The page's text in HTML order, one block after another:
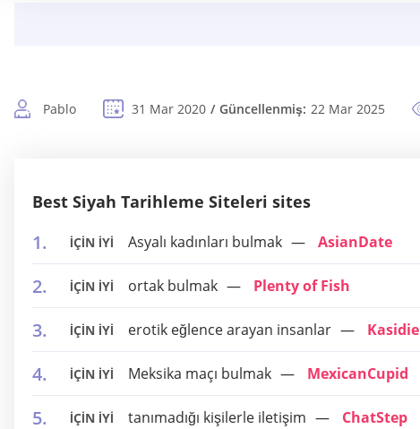
Pablo 31 Mar 2020 Güncellenmiş: 22 Mar 2025
Best Siyah Tarihleme Siteleri sites
İÇİN İYİ Asyalı kadınları bulmak AsianDate
İÇİN İYİ ortak bulmak Plenty of Fish
İÇİN İYİ erotik eğlence arayan insanlar Kasidie
İÇİN İYİ Meksika maçı bulmak MexicanCupid
İÇİN İYİ tanımadığı kişilerle iletişim ChatStep